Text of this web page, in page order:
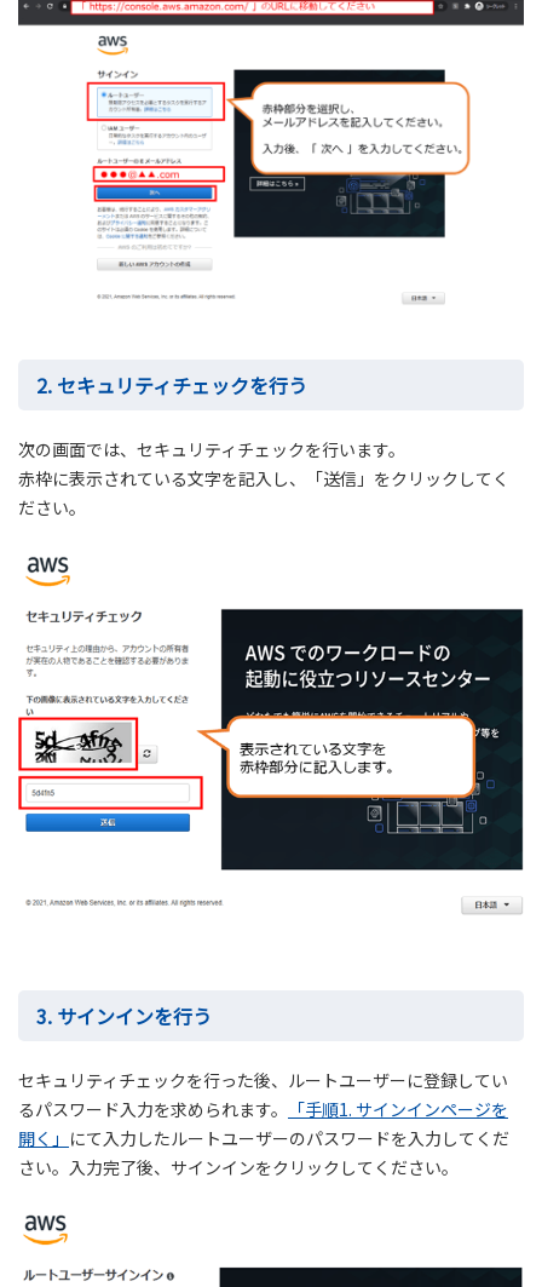
2. セキュリティチェックを行う
次の画面では、セキュリティチェックを行います。
赤枠に表示されている文字を記入し、「送信」をクリックしてく
ださい。
3. サインインを行う
セキュリティチェックを行った後、ルートユーザーに登録してい
るパスワード入力を求められます。
「手順1. サインインページを
開く」 にて入力したルートユーザーのパスワードを入力してくだ
さい。入力完了後、サインインをクリックしてください。